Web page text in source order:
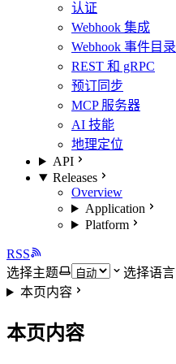
认证
Webhook 集成
Webhook 事件目录
REST 和 gRPC
预订同步
MCP 服务器
AI 技能
地理定位
API
Releases
Overview
Application
Platform
RSS
选择主题
选择语言
本页内容
本页内容